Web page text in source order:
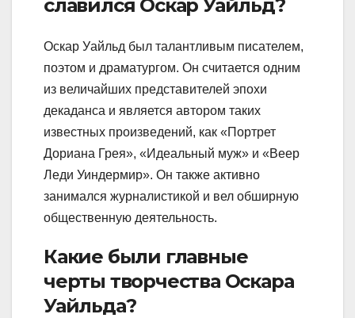
славился Оскар Уайльд?
Оскар Уайльд был талантливым писателем,
поэтом и драматургом. Он считается одним
из величайших представителей эпохи
декаданса и является автором таких
известных произведений, как «Портрет
Дориана Грея», «Идеальный муж» и «Веер
Леди Уиндермир». Он также активно
занимался журналистикой и вел обширную
общественную деятельность.
Какие были главные
черты творчества Оскара
Уайльда?